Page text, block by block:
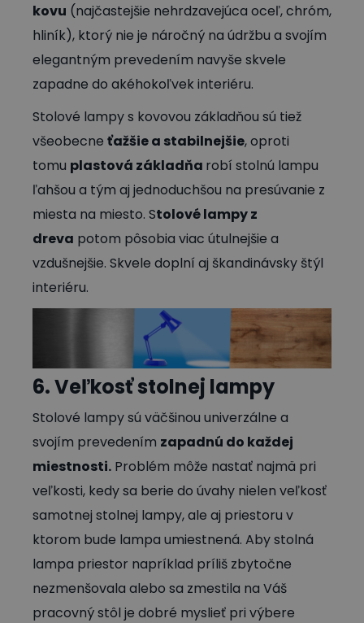
kovu (najčastejšie nehrdzavejúca oceľ, chróm,
hliník), ktorý nie je náročný na údržbu a svojím
elegantným prevedením navyše skvele
zapadne do akéhokoľvek interiéru.
Stolové lampy s kovovou základňou sú tiež
všeobecne ťažšie a stabilnejšie, oproti
tomu plastová základňa robí stolnú lampu
ľahšou a tým aj jednoduchšou na presúvanie z
miesta na miesto. Stolové lampy z
dreva potom pôsobia viac útulnejšie a
vzdušnejšie. Skvele doplní aj škandinávsky štýl
interiéru.
6. Veľkosť stolnej lampy
Stolové lampy sú väčšinou univerzálne a
svojím prevedením zapadnú do každej
miestnosti. Problém môže nastať najmä pri
veľkosti, kedy sa berie do úvahy nielen veľkosť
samotnej stolnej lampy, ale aj priestoru v
ktorom bude lampa umiestnená. Aby stolná
lampa priestor napríklad príliš zbytočne
nezmenšovala alebo sa zmestila na Váš
pracovný stôl je dobré myslieť pri výbere